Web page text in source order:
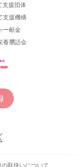
支援団体
支援機構
ー献金
養懇話会